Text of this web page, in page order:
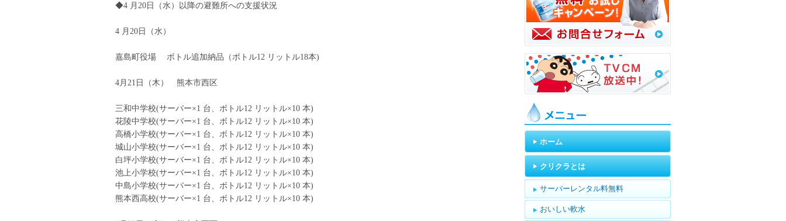
◆4 月20日（水）以降の避難所への支援状況
4 月20日（水）
嘉島町役場 ボトル追加納品（ボトル12 リットル18本)
4月21日（木） 熊本市西区
三和中学校(サーバー×1 台、ボトル12 リットル×10 本)
花陵中学校(サーバー×1 台、ボトル12 リットル×10 本)
高橋小学校(サーバー×1 台、ボトル12 リットル×10 本)
城山小学校(サーバー×1 台、ボトル12 リットル×10 本)
白坪小学校(サーバー×1 台、ボトル12 リットル×10 本)
池上小学校(サーバー×1 台、ボトル12 リットル×10 本)
中島小学校(サーバー×1 台、ボトル12 リットル×10 本)
熊本西高校(サーバー×1 台、ボトル12 リットル×10 本)
メニュー
ホーム
クリクラとは
サーバーレンタル料無料
おいしい軟水